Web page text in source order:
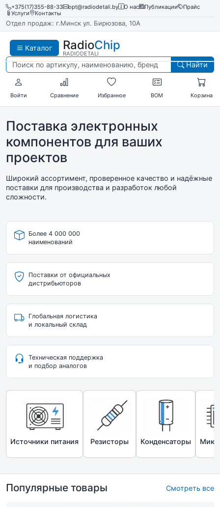
+375(17)355-88-33 opt@radiodetali.by О нас Публикации
Прайс
Услуги
Контакты
Отдел продаж: г.Минск ул. Бирюзова, 10А
Каталог RadioChip
RADIODETALI
Найти
Войти Сравнение Избранное BOM Корзина
Поставка электронных
компонентов для ваших
проектов
Широкий ассортимент, проверенное качество и надёжные
поставки для производства и разработок любой
сложности.
Более 4 000 000
наименований
Поставки от официальных
дистрибьюторов
Глобальная логистика
и локальный склад
Техническая поддержка
и подбор аналогов
Источники питания Резисторы Конденсаторы
Популярные товары Смотреть все